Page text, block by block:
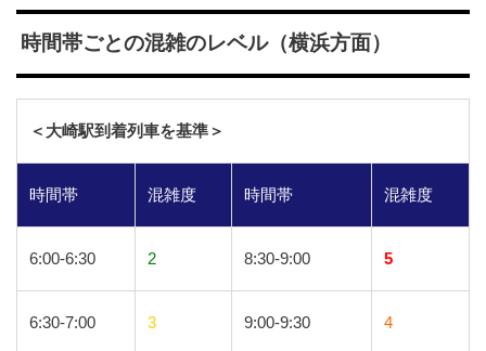
時間帯ごとの混雑のレベル（横浜方面）
＜大崎駅到着列車を基準＞
時間帯 混雑度 時間帯 混雑度
6:00-6:30 2 8:30-9:00 5
6:30-7:00 3 9:00-9:30 4